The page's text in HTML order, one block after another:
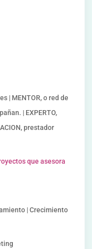
| MENTOR, o red de
| EXPERTO,
prestador
que asesora
| Crecimiento